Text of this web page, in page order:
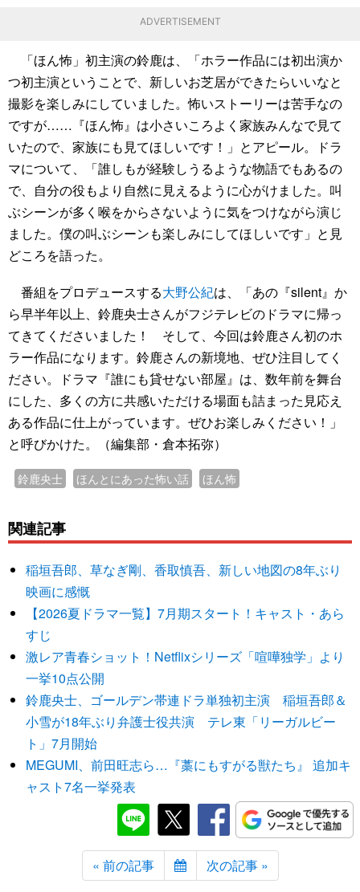
ADVERTISEMENT
「ほん怖」初主演の鈴鹿は、「ホラー作品には初出演か
つ初主演ということで、新しいお芝居ができたらいいなと
撮影を楽しみにしていました。怖いストーリーは苦手なの
ですが……『ほん怖』は小さいころよく家族みんなで見て
いたので、家族にも見てほしいです！」とアピール。ドラ
マについて、「誰しもが経験しうるような物語でもあるの
で、自分の役もより自然に見えるように心がけました。叫
ぶシーンが多く喉をからさないように気をつけながら演じ
ました。僕の叫ぶシーンも楽しみにしてほしいです」と見
どころを語った。
番組をプロデュースする大野公紀は、「あの『silent』か
ら早半年以上、鈴鹿央士さんがフジテレビのドラマに帰っ
てきてくださいました！ そして、今回は鈴鹿さん初のホ
ラー作品になります。鈴鹿さんの新境地、ぜひ注目してく
ださい。ドラマ『誰にも貸せない部屋』は、数年前を舞台
にした、多くの方に共感いただける場面も詰まった見応え
ある作品に仕上がっています。ぜひお楽しみください！」
と呼びかけた。（編集部・倉本拓弥）
鈴鹿央士 ほんとにあった怖い話 ほん怖
関連記事
稲垣吾郎、草なぎ剛、香取慎吾、新しい地図の8年ぶり
映画に感慨
【2026夏ドラマ一覧】7月期スタート！キャスト・あら
すじ
激レア青春ショット！Netflixシリーズ「喧嘩独学」より
一挙10点公開
鈴鹿央士、ゴールデン帯連ドラ単独初主演 稲垣吾郎＆
小雪が18年ぶり弁護士役共演 テレ東「リーガルビー
ト」7月開始
MEGUMI、前田旺志ら…『藁にもすがる獣たち』 追加キ
ャスト7名一挙発表
« 前の記事 次の記事 »